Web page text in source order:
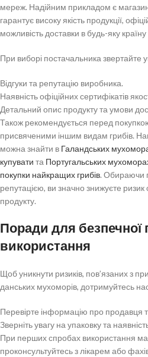
мереж. Надійним прикладом є
гарантує високу якість продукції,
можливість доставки в будь-яку країну
При виборі постачальника звертайте
Відгуки та репутацію виробника.
Наявність офіційних сертифікатів
Детальний опис продукту та умови
Також рекомендується перед
присвяченими іншим видам грибів.
можна знайти в Галандських
купувати та Португальських
покупки найкращих грибів. Обираючи
репутацією, ви значно знижуєте
продукту.
Поради для безпечної
використання
Щоб уникнути ризиків, пов’язаних з
данських мухоморів, дотримуйтесь
Перевірте інформацію про продавця
Зверніть увагу на упаковку та
При перших спробах використання
проконсультуйтесь з лікарем або